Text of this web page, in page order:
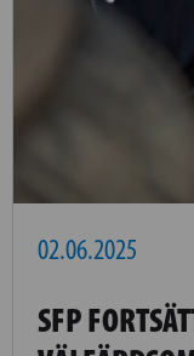
02.06.2025
SFP